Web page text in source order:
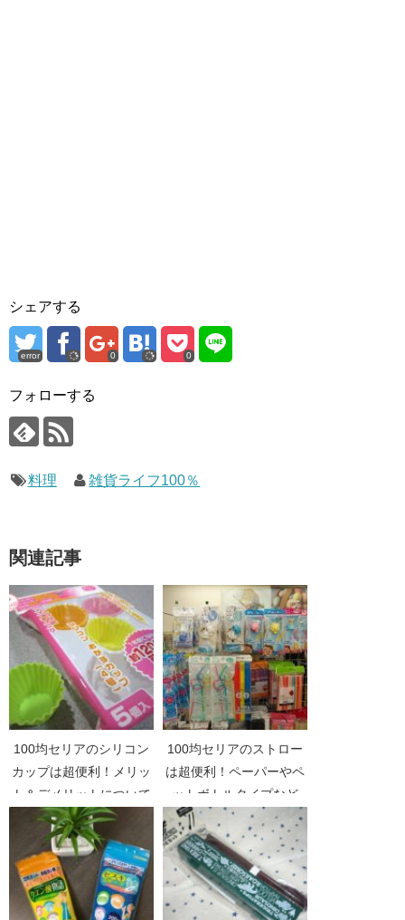
シェアする
error 0 0
フォローする
料理 雑貨ライフ100％
関連記事
100均セリアのシリコン
カップは超便利！メリッ
ト＆デメリットについて
100均セリアのストロー
は超便利！ペーパーやペ
ットボトルタイプなど
様々！